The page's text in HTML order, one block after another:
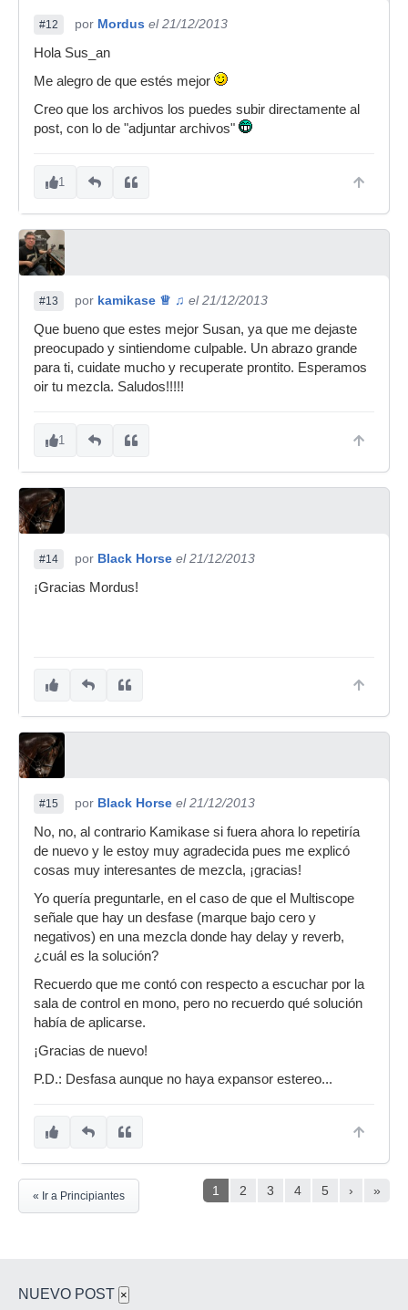
#12 por Mordus el 21/12/2013
Hola Sus_an
Me alegro de que estés mejor
Creo que los archivos los puedes subir directamente al
post, con lo de "adjuntar archivos"
1
#13 por kamikase ♕ ♫ el 21/12/2013
Que bueno que estes mejor Susan, ya que me dejaste
preocupado y sintiendome culpable. Un abrazo grande
para ti, cuidate mucho y recuperate prontito. Esperamos
oir tu mezcla. Saludos!!!!!
1
#14 por Black Horse el 21/12/2013
¡Gracias Mordus!
#15 por Black Horse el 21/12/2013
No, no, al contrario Kamikase si fuera ahora lo repetiría
de nuevo y le estoy muy agradecida pues me explicó
cosas muy interesantes de mezcla, ¡gracias!
Yo quería preguntarle, en el caso de que el Multiscope
señale que hay un desfase (marque bajo cero y
negativos) en una mezcla donde hay delay y reverb,
¿cuál es la solución?
Recuerdo que me contó con respecto a escuchar por la
sala de control en mono, pero no recuerdo qué solución
había de aplicarse.
¡Gracias de nuevo!
P.D.: Desfasa aunque no haya expansor estereo...
1 2 3 4 5 › »
« Ir a Principiantes
NUEVO POST ×